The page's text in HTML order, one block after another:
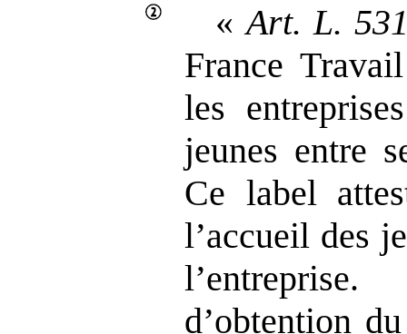
«Art. L.
France
les
jeunes entre
Ce label
l’accueil des
d’obtention